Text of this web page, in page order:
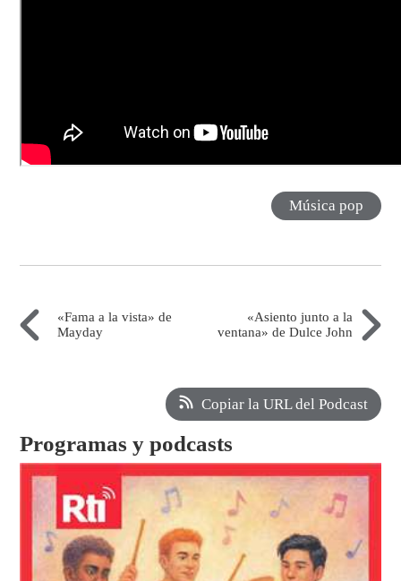
Música pop
«Fama a la vista» de
Mayday
«Asiento junto a la
ventana» de Dulce John
Copiar la URL del Podcast
Programas y podcasts